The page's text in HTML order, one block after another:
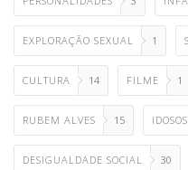
EXPLORAÇÃO SEXUAL 1
CULTURA 14 FILME 1
RUBEM ALVES 15 IDOSOS
DESIGUALDADE SOCIAL 30